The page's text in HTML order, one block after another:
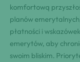
komfortową
planów
płatności i
emerytów, aby
swoim bliskim.